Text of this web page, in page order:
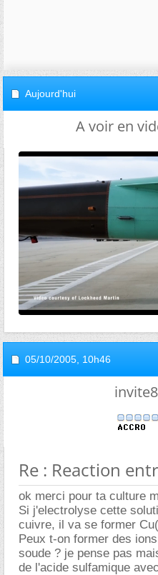
Aujourd'hui
A voir en
05/10/2005, 10h46
Re : Reaction
ok merci pour ta culture
Si j'electrolyse cette
cuivre, il va se former
Peux t-on former des
soude ? je pense pas
de l'acide sulfamique